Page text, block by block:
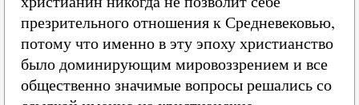
презрительного отношения к Средневековью,
потому что именно в эту эпоху христианство
было доминирующим мировоззрением и все
общественно значимые вопросы решались со